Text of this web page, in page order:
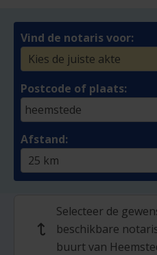
Vind de notaris voor:
Postcode of plaats:
Afstand:
↩
Selecteer de
beschikbare
buurt van